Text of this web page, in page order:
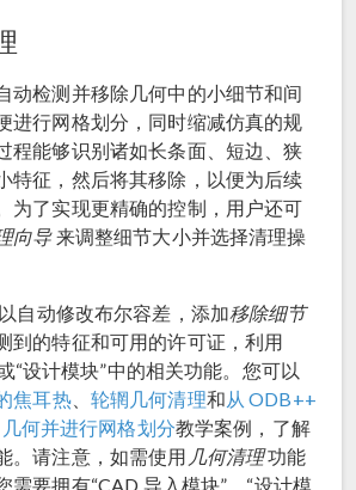
动检测并移除几何中的小细节和间
进行网格划分，同时缩减仿真的规
程能够识别诸如长条面、短边、狭
特征，然后将其移除，以便为后续
为了实现更精确的控制，用户还可
向导来调整细节大小并选择清理操
自动修改布尔容差，添加移除细节
到的特征和可用的许可证，利用
“设计模块”中的相关功能。您可以
焦耳热、 轮辋几何清理和从 ODB++
何并进行网格划分教学案例，了解
。请注意，如需使用 几何清理功能
需要拥有“CAD 导入模块”、“设计模